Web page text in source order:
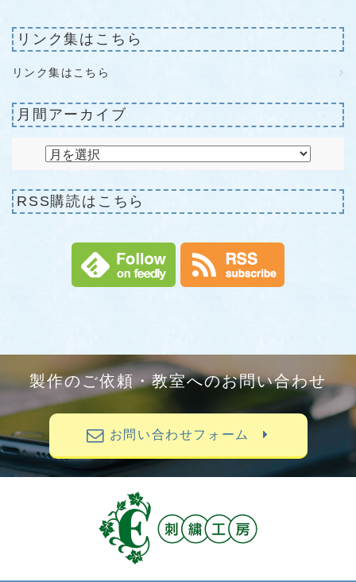
リンク集はこちら
リンク集はこちら
月間アーカイブ
RSS購読はこちら
製作のご依頼・教室へのお問い合わせ
お問い合わせフォーム